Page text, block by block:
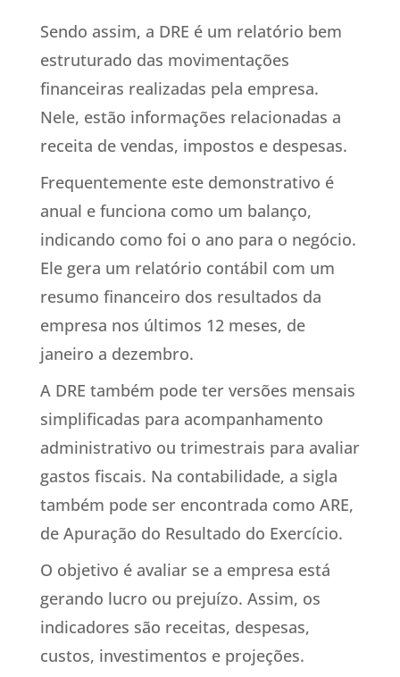
Sendo assim, a DRE é um relatório bem
estruturado das movimentações
financeiras realizadas pela empresa.
Nele, estão informações relacionadas a
receita de vendas, impostos e despesas.
Frequentemente este demonstrativo é
anual e funciona como um balanço,
indicando como foi o ano para o negócio.
Ele gera um relatório contábil com um
resumo financeiro dos resultados da
empresa nos últimos 12 meses, de
janeiro a dezembro.
A DRE também pode ter versões mensais
simplificadas para acompanhamento
administrativo ou trimestrais para avaliar
gastos fiscais. Na contabilidade, a sigla
também pode ser encontrada como ARE,
de Apuração do Resultado do Exercício.
O objetivo é avaliar se a empresa está
gerando lucro ou prejuízo. Assim, os
indicadores são receitas, despesas,
custos, investimentos e projeções.